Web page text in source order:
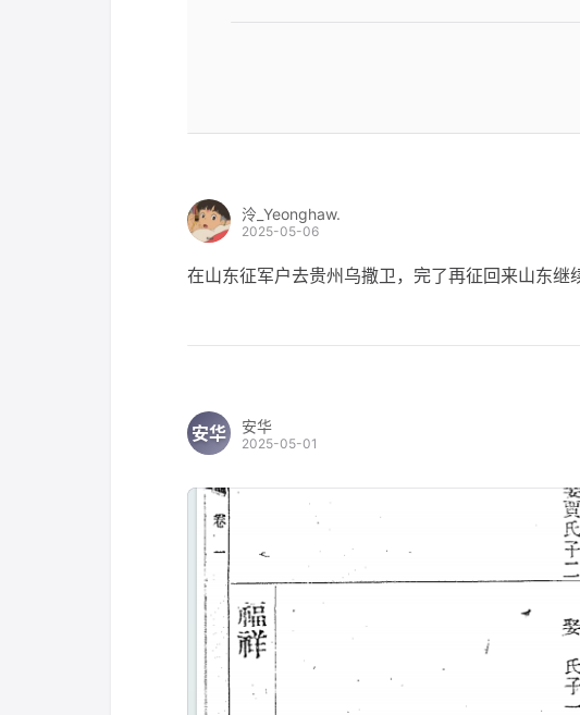
泠_Yeonghaw.
2025-05-06
在山东征军户去贵州乌撒卫，完了再征回来山东继
安华 安华
2025-05-01